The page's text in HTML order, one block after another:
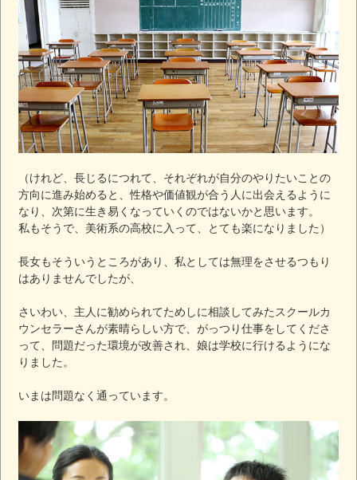
（けれど、長じるにつれて、それぞれが自分のやりたいことの
方向に進み始めると、性格や価値観が合う人に出会えるように
なり、次第に生き易くなっていくのではないかと思います。
私もそうで、美術系の高校に入って、とても楽になりました）
長女もそういうところがあり、私としては無理をさせるつもり
はありませんでしたが、
さいわい、主人に勧められてためしに相談してみたスクールカ
ウンセラーさんが素晴らしい方で、がっつり仕事をしてくださ
って、問題だった環境が改善され、娘は学校に行けるようにな
りました。
いまは問題なく通っています。